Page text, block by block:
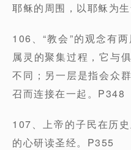
耶稣的周围，以耶稣为
106、“教会”的观念有
属灵的聚集过程，它与
不同；另一层是指会众
召而连接在一起。P348
107、上帝的子民在历
的心研读圣经。P355